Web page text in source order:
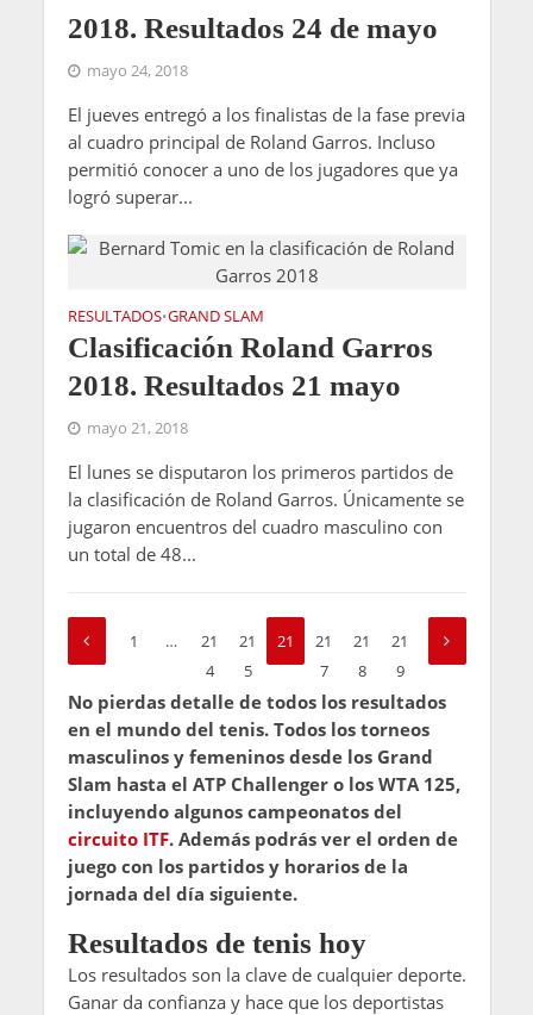
2018. Resultados 24 de mayo
mayo 24, 2018
El jueves entregó a los finalistas de la fase previa
al cuadro principal de Roland Garros. Incluso
permitió conocer a uno de los jugadores que ya
logró superar...
RESULTADOS•GRAND SLAM
Clasificación Roland Garros
2018. Resultados 21 mayo
mayo 21, 2018
El lunes se disputaron los primeros partidos de
la clasificación de Roland Garros. Únicamente se
jugaron encuentros del cuadro masculino con
un total de 48...
1 …
21
4
21
5
21
6
21
7
21
8
21
9
No pierdas detalle de todos los resultados
en el mundo del tenis. Todos los torneos
masculinos y femeninos desde los Grand
Slam hasta el ATP Challenger o los WTA 125,
incluyendo algunos campeonatos del
circuito ITF. Además podrás ver el orden de
juego con los partidos y horarios de la
jornada del día siguiente.
Resultados de tenis hoy
Los resultados son la clave de cualquier deporte.
Ganar da confianza y hace que los deportistas